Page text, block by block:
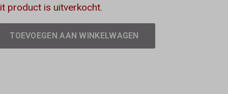
product is uitverkocht.
TOEVOEGEN AAN WINKELWAGEN